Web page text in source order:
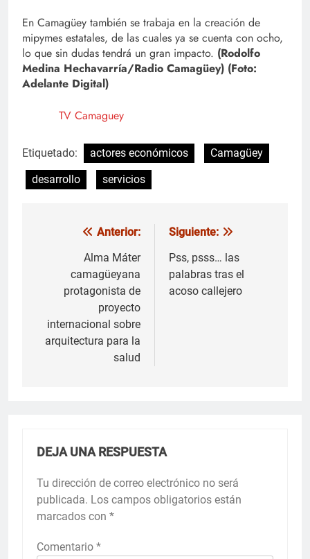
En Camagüey también se trabaja en la creación de
mipymes estatales, de las cuales ya se cuenta con ocho,
lo que sin dudas tendrá un gran impacto. (Rodolfo
Medina Hechavarría/Radio Camagüey) (Foto:
Adelante Digital)
TV Camaguey
Etiquetado: actores económicos
Camagüey
desarrollo
servicios
Navegación
entradas
Anterior:
Alma Máter
camagüeyana
protagonista de
proyecto
internacional sobre
arquitectura para la
salud
Siguiente:
Pss, psss… las
palabras tras el
acoso callejero
DEJA UNA RESPUESTA
Tu dirección de correo electrónico no será
publicada. Los campos obligatorios están
marcados con *
Comentario *